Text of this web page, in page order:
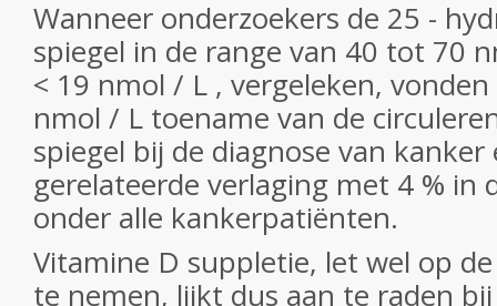
Wanneer onderzoekers de 25 -
spiegel in de range van 40 tot 70
< 19 nmol / L , vergeleken,
nmol / L toename van de
spiegel bij de diagnose van kanker
gerelateerde verlaging met 4 % in
onder alle kankerpatiënten.
Vitamine D suppletie, let wel op
te nemen, lijkt dus aan te raden